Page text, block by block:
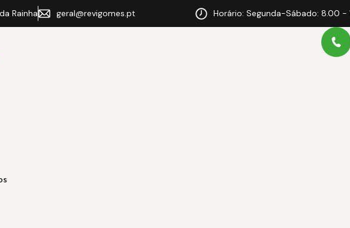
Rainha geral@revigomes.pt Horário: Segunda-Sábado: 8.00 -